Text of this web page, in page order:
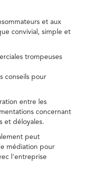
et aux
convivial, simple et
trompeuses
conseils pour
entre les
concernant
et déloyales.
peut
médiation pour
l'entreprise